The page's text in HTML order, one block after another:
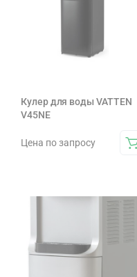
Кулер для воды VATTEN
V45NE
Цена по запросу